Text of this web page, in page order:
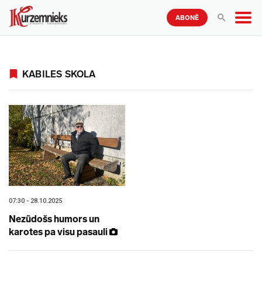
ABONĒ
KABILES SKOLA
07:30 - 28.10.2025
Nezūdošs humors un
karotes pa visu pasauli